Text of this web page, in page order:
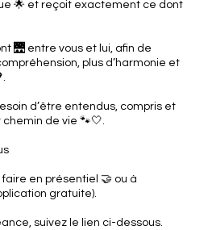
🌟 et reçoit exactement ce dont
🌉 entre vous et lui, afin de
plus d’harmonie et
d’être entendus, compris et
de vie 🐾🤍.
en présentiel 🤝 ou à
gratuite).
suivez le lien ci-dessous.